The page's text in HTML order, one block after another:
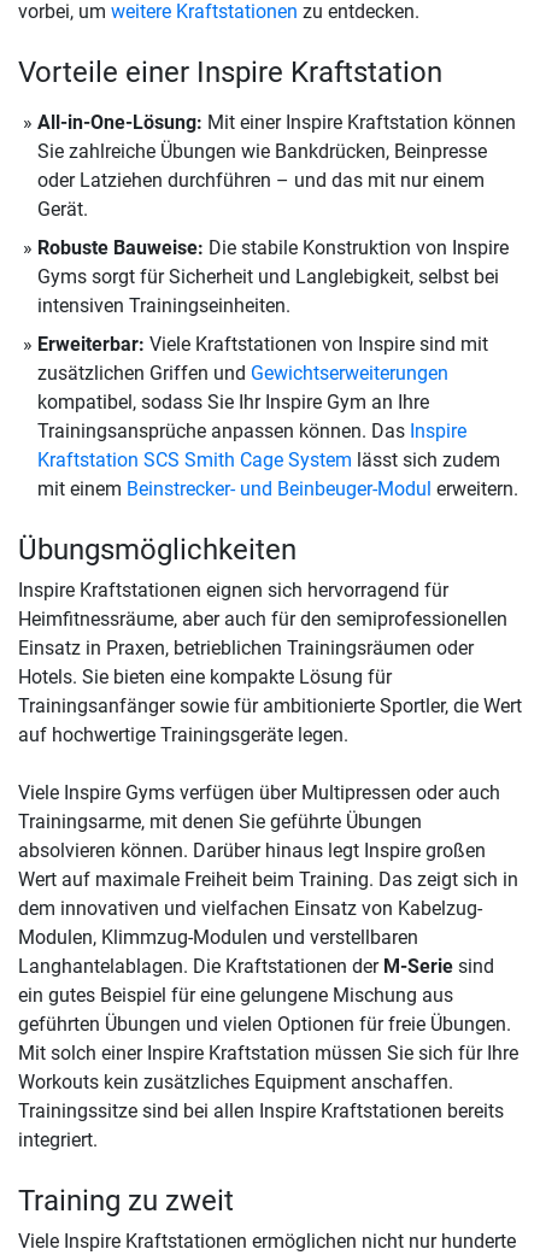
vorbei, um weitere Kraftstationen zu entdecken.
Vorteile einer Inspire Kraftstation
All-in-One-Lösung: Mit einer Inspire Kraftstation können
Sie zahlreiche Übungen wie Bankdrücken, Beinpresse
oder Latziehen durchführen – und das mit nur einem
Gerät.
Robuste Bauweise: Die stabile Konstruktion von Inspire
Gyms sorgt für Sicherheit und Langlebigkeit, selbst bei
intensiven Trainingseinheiten.
Erweiterbar: Viele Kraftstationen von Inspire sind mit
zusätzlichen Griffen und Gewichtserweiterungen
kompatibel, sodass Sie Ihr Inspire Gym an Ihre
Trainingsansprüche anpassen können. Das Inspire
Kraftstation SCS Smith Cage System lässt sich zudem
mit einem Beinstrecker- und Beinbeuger-Modul erweitern.
Übungsmöglichkeiten
Inspire Kraftstationen eignen sich hervorragend für
Heimfitnessräume, aber auch für den semiprofessionellen
Einsatz in Praxen, betrieblichen Trainingsräumen oder
Hotels. Sie bieten eine kompakte Lösung für
Trainingsanfänger sowie für ambitionierte Sportler, die Wert
auf hochwertige Trainingsgeräte legen.
Viele Inspire Gyms verfügen über Multipressen oder auch
Trainingsarme, mit denen Sie geführte Übungen
absolvieren können. Darüber hinaus legt Inspire großen
Wert auf maximale Freiheit beim Training. Das zeigt sich in
dem innovativen und vielfachen Einsatz von Kabelzug-
Modulen, Klimmzug-Modulen und verstellbaren
Langhantelablagen. Die Kraftstationen der M-Serie sind
ein gutes Beispiel für eine gelungene Mischung aus
geführten Übungen und vielen Optionen für freie Übungen.
Mit solch einer Inspire Kraftstation müssen Sie sich für Ihre
Workouts kein zusätzliches Equipment anschaffen.
Trainingssitze sind bei allen Inspire Kraftstationen bereits
integriert.
Training zu zweit
Viele Inspire Kraftstationen ermöglichen nicht nur hunderte